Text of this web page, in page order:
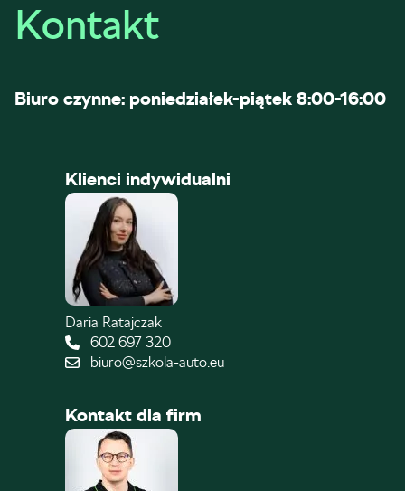
Kontakt
Biuro czynne: poniedziałek-piątek 8:00-16:00
Klienci indywidualni
Daria Ratajczak
602 697 320
biuro@szkola-auto.eu
Kontakt dla firm